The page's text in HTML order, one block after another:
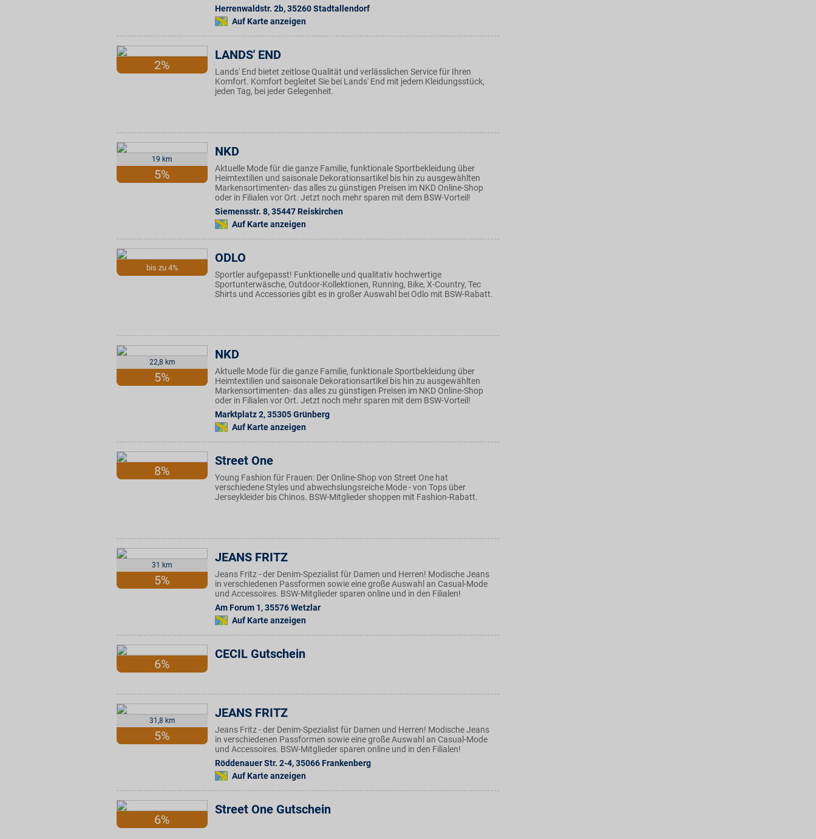
Herrenwaldstr. 2b,35260Stadtallendorf
Auf Karte anzeigen
2%
LANDS' END
Lands' End bietet zeitlose Qualität und verlässlichen Service für Ihren
Komfort. Komfort begleitet Sie bei Lands' End mit jedem Kleidungsstück,
jeden Tag, bei jeder Gelegenheit.
19 km
5%
NKD
Aktuelle Mode für die ganze Familie, funktionale Sportbekleidung über
Heimtextilien und saisonale Dekorationsartikel bis hin zu ausgewählten
Markensortimenten- das alles zu günstigen Preisen im NKD Online-Shop
oder in Filialen vor Ort. Jetzt noch mehr sparen mit dem BSW-Vorteil!
Siemensstr. 8,35447 Reiskirchen
Auf Karte anzeigen
bis zu 4%
ODLO
Sportler aufgepasst! Funktionelle und qualitativ hochwertige
Sportunterwäsche, Outdoor-Kollektionen, Running, Bike, X-Country, Tec
Shirts und Accessories gibt es in großer Auswahl bei Odlo mit BSW-Rabatt.
22,8 km
5%
NKD
Aktuelle Mode für die ganze Familie, funktionale Sportbekleidung über
Heimtextilien und saisonale Dekorationsartikel bis hin zu ausgewählten
Markensortimenten- das alles zu günstigen Preisen im NKD Online-Shop
oder in Filialen vor Ort. Jetzt noch mehr sparen mit dem BSW-Vorteil!
Marktplatz 2,35305Grünberg
Auf Karte anzeigen
8%
Street One
Young Fashion für Frauen: Der Online-Shop von Street One hat
verschiedene Styles und abwechslungsreiche Mode - von Tops über
Jerseykleider bis Chinos. BSW-Mitglieder shoppen mit Fashion-Rabatt.
31 km
5%
JEANS FRITZ
Jeans Fritz - der Denim-Spezialist für Damen und Herren! Modische Jeans
in verschiedenen Passformen sowie eine große Auswahl an Casual-Mode
und Accessoires. BSW-Mitglieder sparen online und in den Filialen!
Am Forum 1,35576Wetzlar
Auf Karte anzeigen
6%
CECIL Gutschein
31,8 km
5%
JEANS FRITZ
Jeans Fritz - der Denim-Spezialist für Damen und Herren! Modische Jeans
in verschiedenen Passformen sowie eine große Auswahl an Casual-Mode
und Accessoires. BSW-Mitglieder sparen online und in den Filialen!
Röddenauer Str. 2-4,35066 Frankenberg
Auf Karte anzeigen
6%
Street One Gutschein